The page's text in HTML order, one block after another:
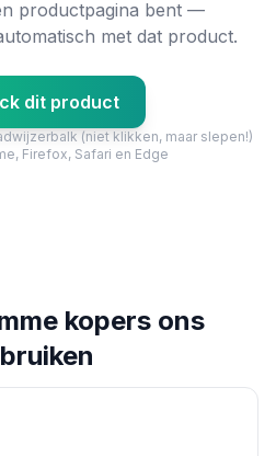
productpagina bent —
met dat product.
dit product
(niet klikken, maar slepen!)
Firefox, Safari en Edge
kopers ons